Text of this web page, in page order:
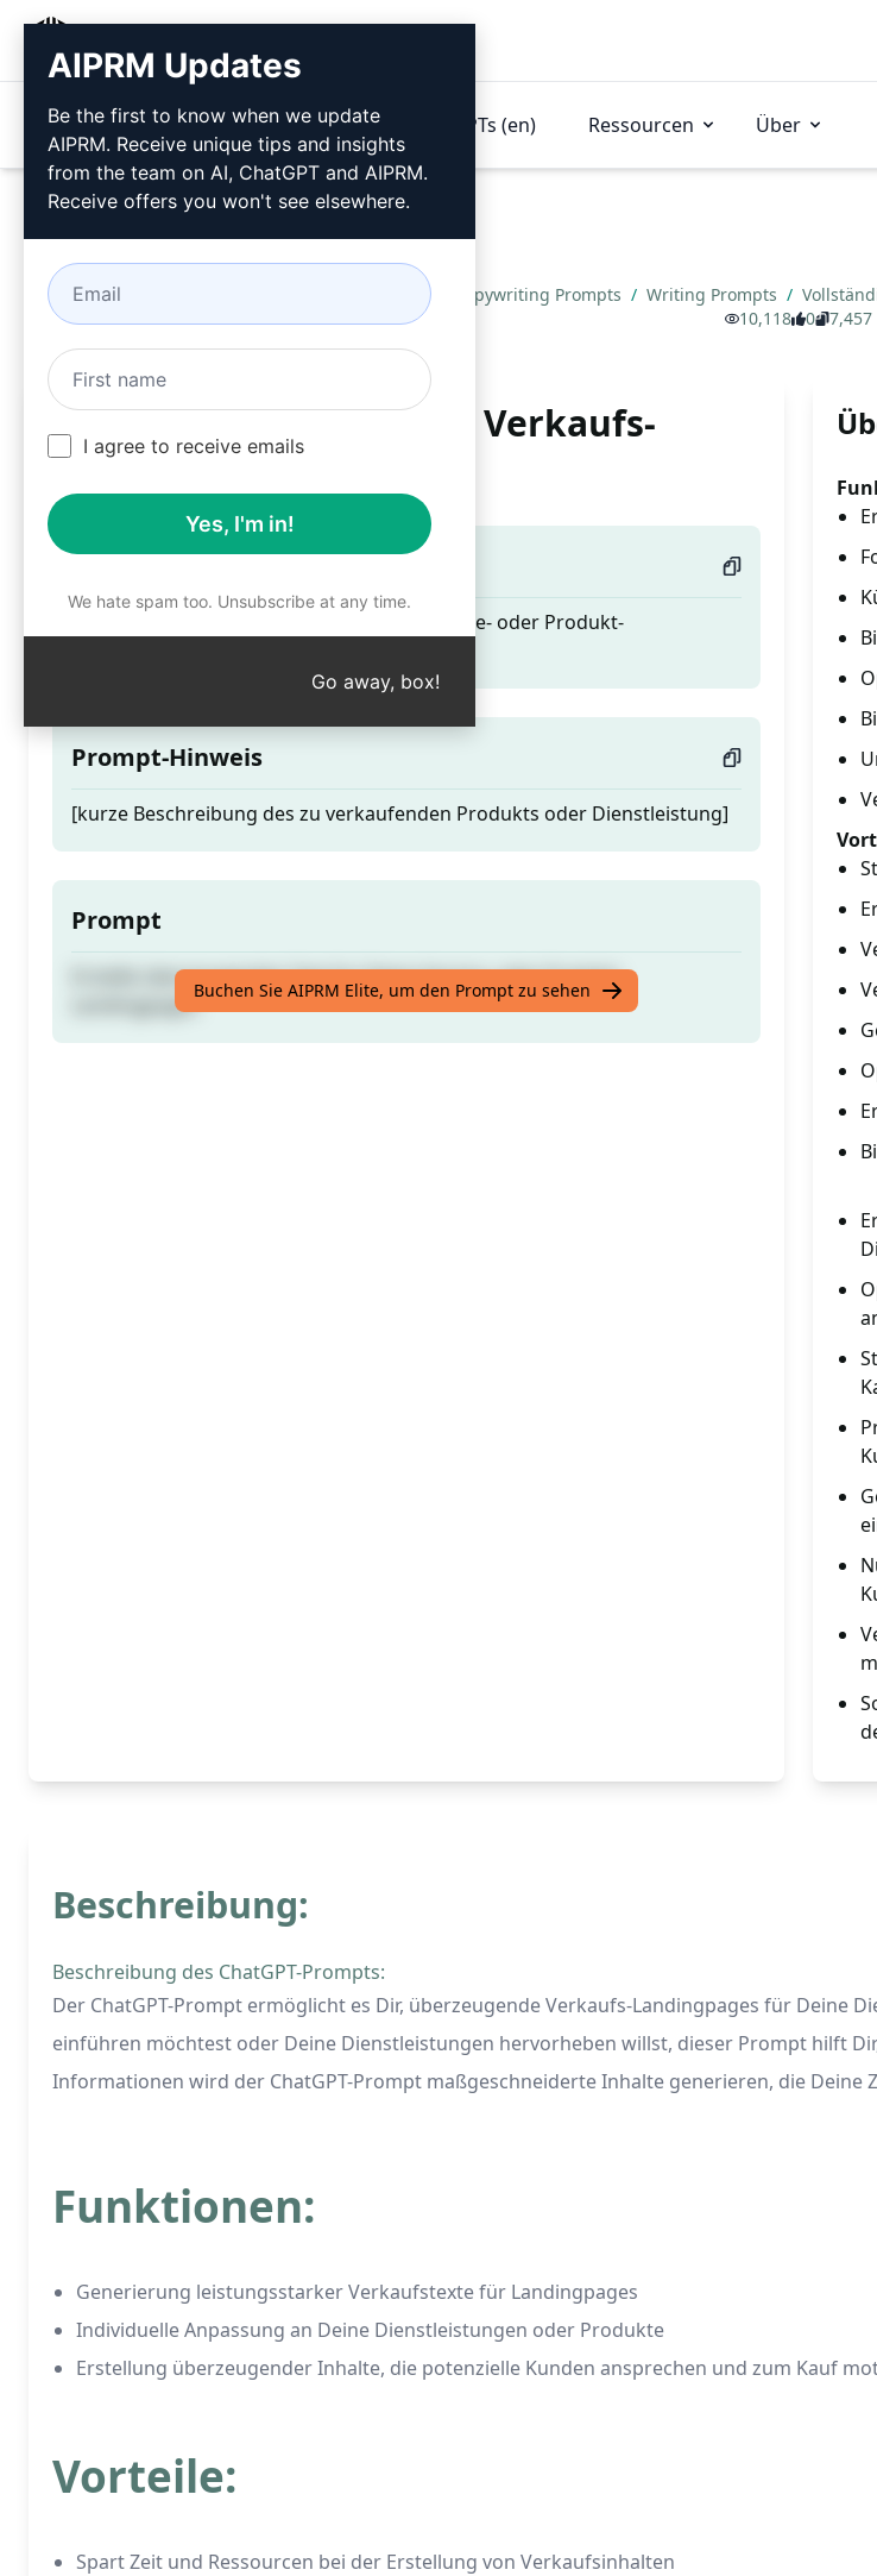
Produkte Preise Prompts GPTs (en) Ressourcen Über
AI Prompts für ChatGPT Copywriting Prompts / Writing Prompts /
10,118
0 7,457
Vollständiger Inhalt für Verkaufs-
Landingpage
Erstelle überzeugenden Text für Deine Service- oder Produkt-
Prompt-Hinweis
[kurze Beschreibung des zu verkaufenden Produkts oder Dienstleistung]
Prompt
Erstelle überzeugenden Text für Deine Service- oder Produkt-
Landingpages
Buchen Sie AIPRM Elite, um den Prompt zu sehen
Beschreibung:
Beschreibung des ChatGPT-Prompts:
Der ChatGPT-Prompt ermöglicht es Dir, überzeugende Verkaufs-Landingpages für Deine
einführen möchtest oder Deine Dienstleistungen hervorheben willst, dieser Prompt hilft
Informationen wird der ChatGPT-Prompt maßgeschneiderte Inhalte generieren, die
Funktionen:
Generierung leistungsstarker Verkaufstexte für Landingpages
Individuelle Anpassung an Deine Dienstleistungen oder Produkte
Erstellung überzeugender Inhalte, die potenzielle Kunden ansprechen und zum Kauf
Vorteile:
Spart Zeit und Ressourcen bei der Erstellung von Verkaufsinhalten
AIPRM Updates
Be the first to know when we update
AIPRM. Receive unique tips and insights
from the team on AI, ChatGPT and AIPRM.
Receive offers you won't see elsewhere.
I agree to receive emails
Yes, I'm in!
We hate spam too. Unsubscribe at any time.
Go away, box!